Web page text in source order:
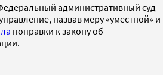
административный суд
назвав меру «уместной» и
поправки к закону об